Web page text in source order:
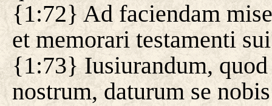
{1:72} Ad faciendam
et memorari testamenti
{1:73} Iusiurandum,
nostrum, daturum se